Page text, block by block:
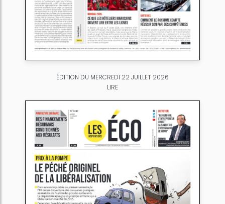
ÉDITION DU MERCREDI 22 JUILLET 2026
LIRE